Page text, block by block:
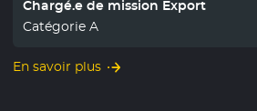
Chargé.e de mission Export
Catégorie A
En savoir plus